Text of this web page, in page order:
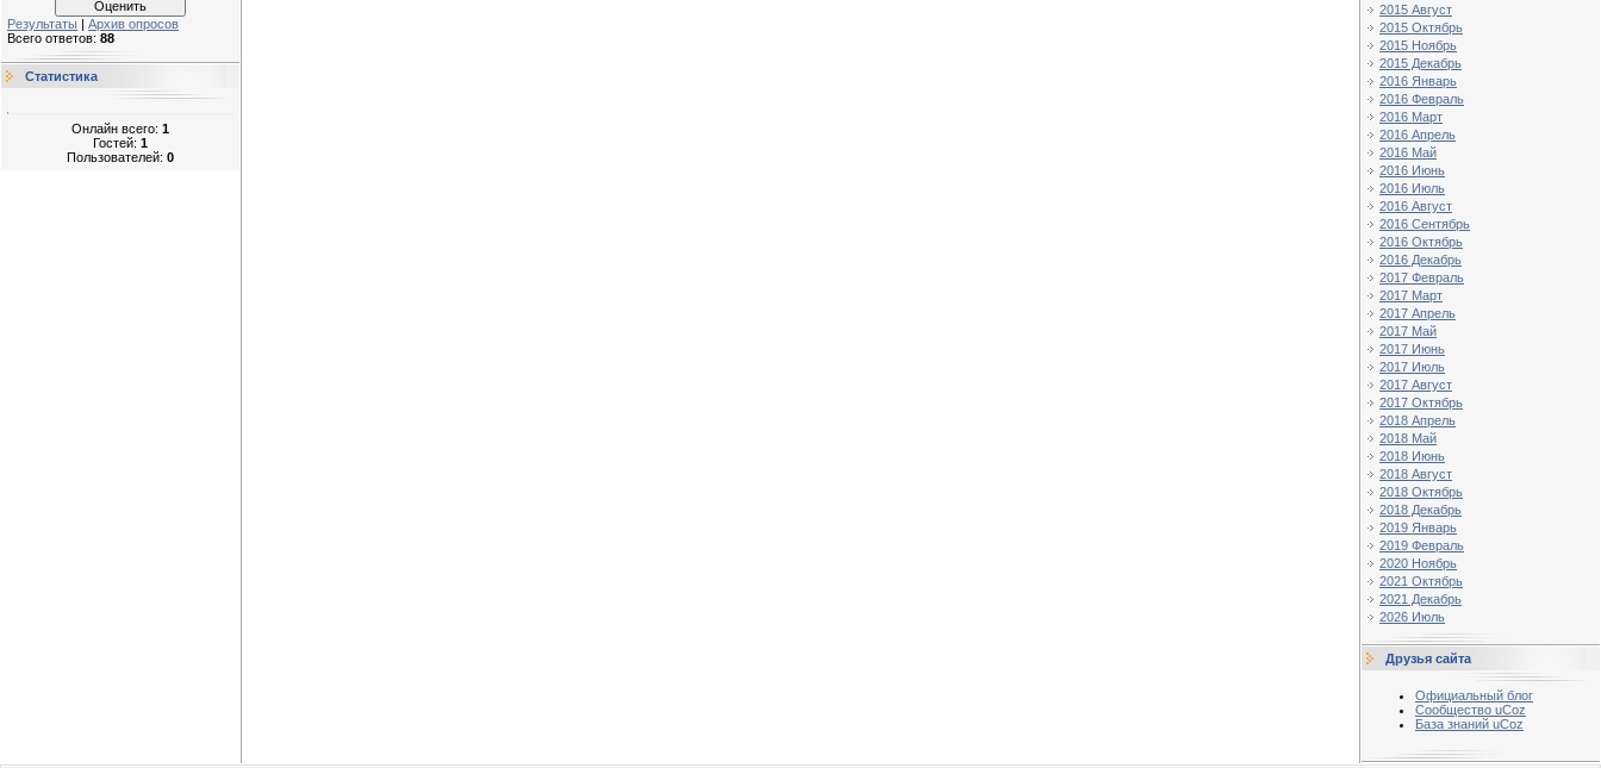
Результаты | Архив опросов
Всего ответов: 88
Статистика
Онлайн всего: 1
Гостей: 1
Пользователей: 0
2015 Август
2015 Октябрь
2015 Ноябрь
2015 Декабрь
2016 Январь
2016 Февраль
2016 Март
2016 Апрель
2016 Май
2016 Июнь
2016 Июль
2016 Август
2016 Сентябрь
2016 Октябрь
2016 Декабрь
2017 Февраль
2017 Март
2017 Апрель
2017 Май
2017 Июнь
2017 Июль
2017 Август
2017 Октябрь
2018 Апрель
2018 Май
2018 Июнь
2018 Август
2018 Октябрь
2018 Декабрь
2019 Январь
2019 Февраль
2020 Ноябрь
2021 Октябрь
2021 Декабрь
2026 Июль
Друзья сайта
Официальный блог
Сообщество uCoz
База знаний uCoz